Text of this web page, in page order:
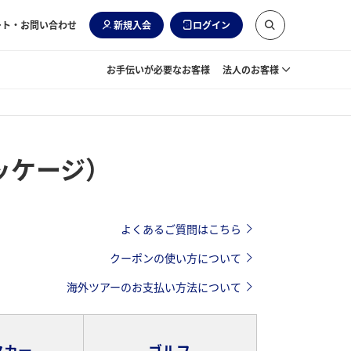
・お問い合わせ 新規入会 ログイン
お手伝いが必要なお客様 法人のお客様
ージ）
よくあるご質問はこちら
クーポンの使い方について
海外ツアーのお支払い方法について